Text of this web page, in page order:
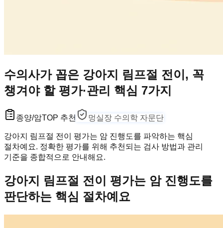
수의사가 꼽은 강아지 림프절 전이, 꼭
챙겨야 할 평가·관리 핵심 7가지
종양/암TOP 추천 멍실장 수의학 자문단
강아지 림프절 전이 평가는 암 진행도를 파악하는 핵심
절차예요. 정확한 평가를 위해 추천되는 검사 방법과 관리
기준을 종합적으로 안내해요.
강아지 림프절 전이 평가는 암 진행도를
판단하는 핵심 절차예요